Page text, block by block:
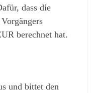
dass die
berechnet hat.
und bittet den